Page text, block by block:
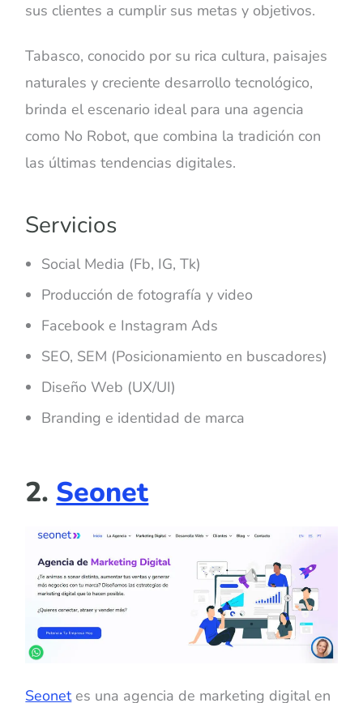
sus clientes a cumplir sus metas y objetivos.
Tabasco, conocido por su rica cultura, paisajes
naturales y creciente desarrollo tecnológico,
brinda el escenario ideal para una agencia
como No Robot, que combina la tradición con
las últimas tendencias digitales.
Servicios
Social Media (Fb, IG, Tk)
Producción de fotografía y video
Facebook e Instagram Ads
SEO, SEM (Posicionamiento en buscadores)
Diseño Web (UX/UI)
Branding e identidad de marca
2.Seonet
Seonetes una agencia de marketing digital en